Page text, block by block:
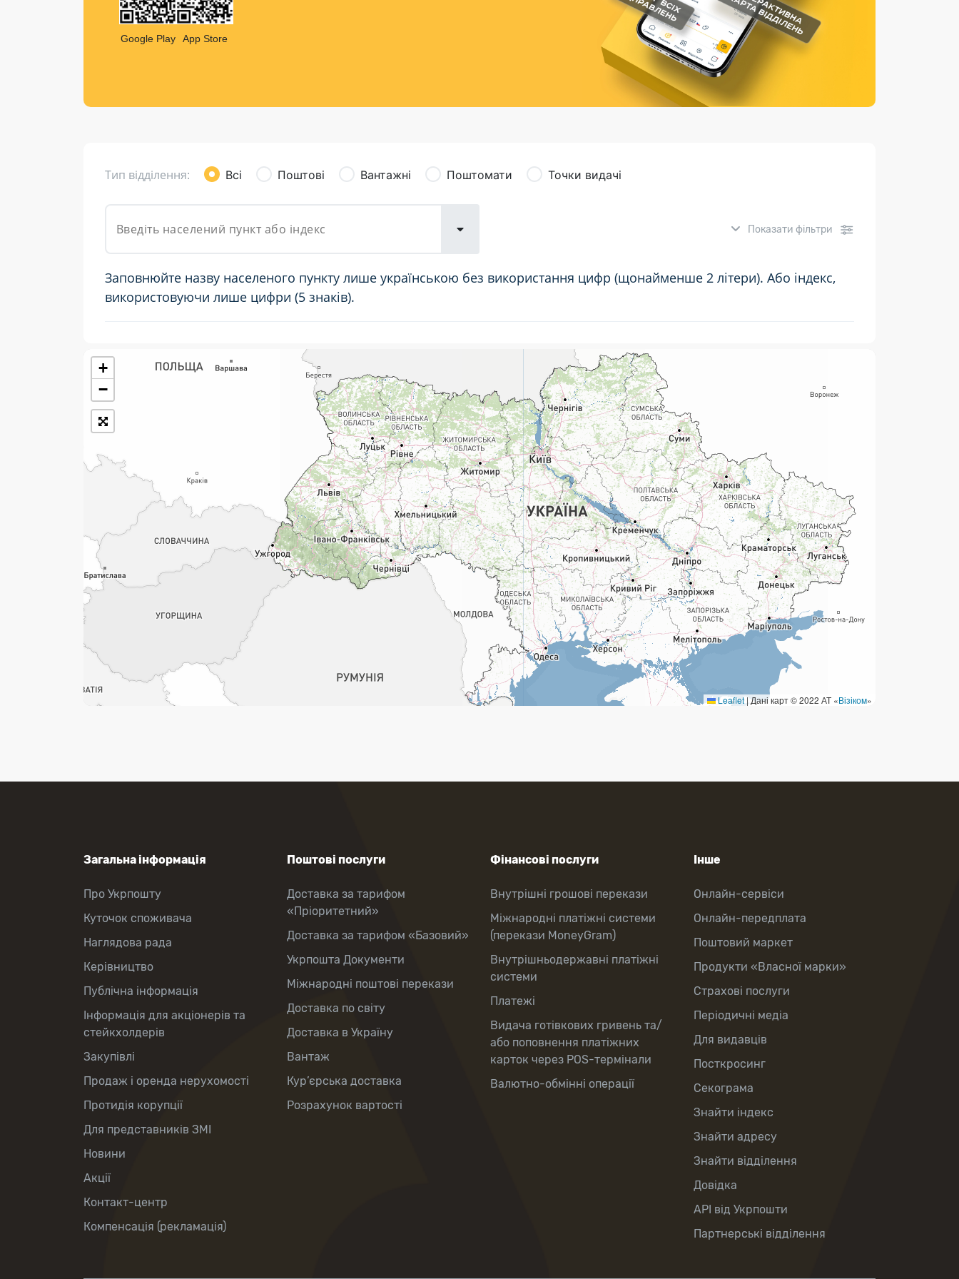
Листи та листівки
Кур’єрська доставка
Страхові послуги
Каталог «Укрпошта Маркет»
Google Play App Store
Тип відділення: Всі Поштові Вантажні Поштомати Точки видачі
Показати фільтри
Заповнюйте назву населеного пункту лише українською без використання цифр (щонайменше 2 літери). Або індекс,
використовуючи лише цифри (5 знаків).
Розклад роботи:
Укрпошта Експрес/тариф
«Пріоритетний»
Укрпошта Стандарт/тариф «Базовий»
Доставка за межі України
Прийом вантажів
Фінансові послуги:
Термінові перекази
Перекази
Комунальні та інші платежі
+
−
Leaflet|Дані карт © 2022 АТ «Візіком»
Загальна інформація
Про Укрпошту
Куточок споживача
Наглядова рада
Керівництво
Публічна інформація
Інформація для акціонерів та
стейкхолдерів
Закупівлі
Продаж і оренда нерухомості
Протидія корупції
Для представників ЗМІ
Новини
Акції
Контакт-центр
Компенсація (рекламація)
Поштові послуги
Доставка за тарифом
«Пріоритетний»
Доставка за тарифом «Базовий»
Укрпошта Документи
Міжнародні поштові перекази
Доставка по світу
Доставка в Україну
Вантаж
Кур’єрська доставка
Розрахунок вартості
Фінансові послуги
Внутрішні грошові перекази
Міжнародні платіжні системи
(перекази MoneyGram)
Внутрішньодержавні платіжні
системи
Платежі
Видача готівкових гривень та/
або поповнення платіжних
карток через POS-термінали
Валютно-обмінні операції
Інше
Онлайн-сервіси
Онлайн-передплата
Поштовий маркет
Продукти «Власної марки»
Страхові послуги
Періодичні медіа
Для видавців
Посткросинг
Секограма
Знайти індекс
Знайти адресу
Знайти відділення
Довідка
API від Укрпошти
Партнерські відділення